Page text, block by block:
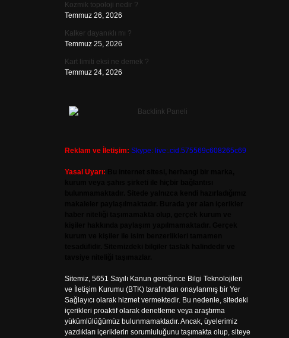
Kozmik topoloji nedir ?
Temmuz 26, 2026
Kalker dayanıklı mı ?
Temmuz 25, 2026
Kart limiti eksi ne demek ?
Temmuz 24, 2026
Reklam ve İletişim: Skype: live:.cid.575569c608265c69
Yasal Uyarı:
Sitemiz, 5651 Sayılı Kanun gereğince Bilgi Teknolojileri
ve İletişim Kurumu (BTK) tarafından onaylanmış bir Yer
Sağlayıcı olarak hizmet vermektedir. Bu nedenle, sitedeki
içerikleri proaktif olarak denetleme veya araştırma
yükümlülüğümüz bulunmamaktadır. Ancak, üyelerimiz
yazdıkları içeriklerin sorumluluğunu taşımakta olup, siteye